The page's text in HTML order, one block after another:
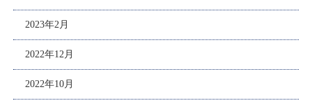
2023年2月
2022年12月
2022年10月